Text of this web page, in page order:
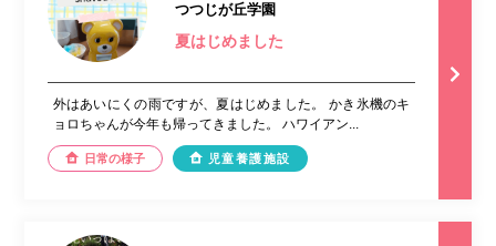
つつじが丘学園
夏はじめました
外はあいにくの雨ですが、夏はじめました。 かき氷機のキ
ョロちゃんが今年も帰ってきました。 ハワイアン...
日常の様子 児童養護施設